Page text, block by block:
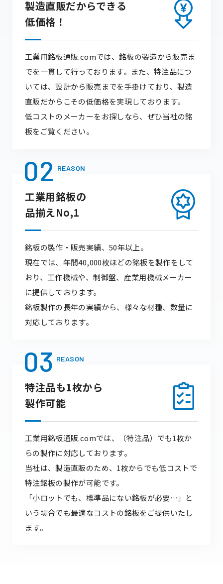
製造直販だからできる
低価格！
工業用銘板通販.comでは、銘板の製造から販売ま
でを一貫して行っております。また、特注品につ
いては、設計から販売までを手掛けており、製造
直販だからこその低価格を実現しております。
低コストのメーカーをお探しなら、ぜひ当社の銘
板をご覧ください。
02 REASON
工業用銘板の
品揃えNo,1
銘板の製作・販売実績、50年以上。
現在では、年間40,000枚ほどの銘板を製作をして
おり、工作機械や、制御盤、産業用機械メーカー
に提供しております。
銘板製作の長年の実績から、様々な材種、数量に
対応しております。
03 REASON
特注品も1枚から
製作可能
工業用銘板通販.comでは、（特注品）でも1枚か
らの製作に対応しております。
当社は、製造直販のため、1枚からでも低コストで
特注銘板の製作が可能です。
「小ロットでも、標準品にない銘板が必要…」と
いう場合でも最適なコストの銘板をご提供いたし
ます。